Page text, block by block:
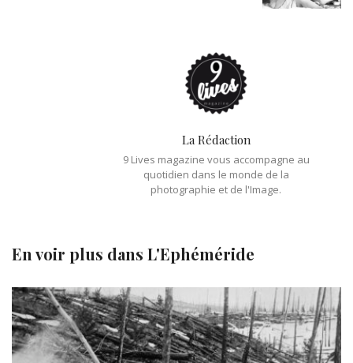
La Rédaction
9 Lives magazine vous accompagne au
quotidien dans le monde de la
photographie et de l'Image.
En voir plus dans L'Ephéméride